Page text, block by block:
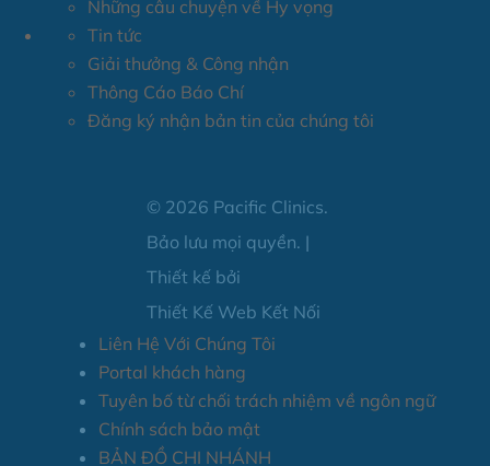
Những câu chuyện về Hy vọng
Tin tức
Giải thưởng & Công nhận
Thông Cáo Báo Chí
Đăng ký nhận bản tin của chúng tôi
© 2026 Pacific Clinics.
Bảo lưu mọi quyền. |
Thiết kế bởi
Thiết Kế Web Kết Nối
Liên Hệ Với Chúng Tôi
Portal khách hàng
Tuyên bố từ chối trách nhiệm về ngôn ngữ
Chính sách bảo mật
BẢN ĐỒ CHI NHÁNH